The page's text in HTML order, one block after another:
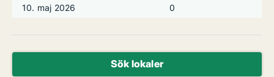
10. maj 2026
0
Sök lokaler